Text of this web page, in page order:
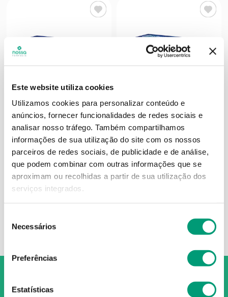
Este website utiliza cookies
Utilizamos cookies para personalizar conteúdo e
anúncios, fornecer funcionalidades de redes sociais e
analisar nosso tráfego. Também compartilhamos
informações de sua utilização do site com os nossos
parceiros de redes sociais, de publicidade e de análise,
que podem combinar com outras informações que se
aproximam ou recolhidas a partir de sua utilização dos
serviços integrados.
Necessários
Preferências
Estatísticas
DIOFLAV
Dioflav 1000 1000 Mg
17, 89 €
DIOFLAV
Dioflav 500 Mg
17,89 €